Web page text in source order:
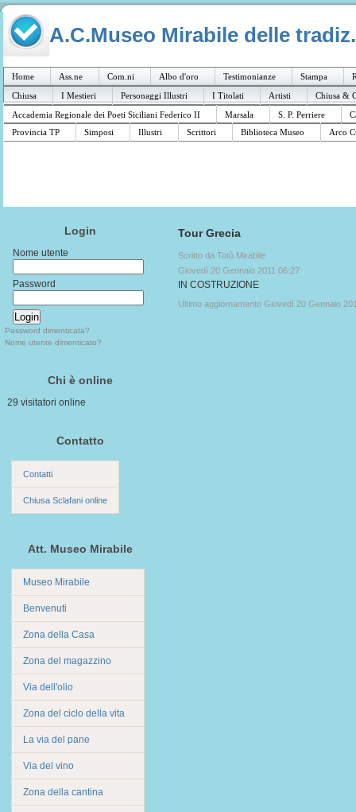
A.C.Museo Mirabile delle
Home Ass.ne Com.ni Albo d'oro Testimonianze Stampa
Chiusa
I Mestieri Personaggi Illustri I Titolati Artisti
Chiusa &
Accademia Regionale dei Poeti Siciliani Federico II
Marsala S. P. Perriere
Provincia TP
Simposi Illustri Scrittori Biblioteca Museo Arco
Login
Nome utente
Password
Password dimenticata?
Nome utente dimenticato?
Chi è online
29 visitatori online
Contatto
Contatti
Chiusa Sclafani online
Att. Museo Mirabile
Museo Mirabile
Benvenuti
Zona della Casa
Zona del magazzino
Via dell'olio
Zona del ciclo della vita
La via del pane
Via del vino
Zona della cantina
Tour Grecia
Scritto da Totò Mirabile
Giovedì 20 Gennaio 2011 06:27
IN COSTRUZIONE
Ultimo aggiornamento Giovedì 20 Gennaio